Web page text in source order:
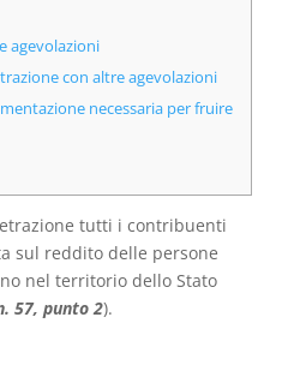
agevolazioni
con altre agevolazioni
necessaria per fruire
tutti i contribuenti
sul reddito delle persone
nel territorio dello Stato
57, punto 2).